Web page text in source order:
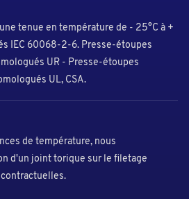
tenue en température de - 25°C à +
IEC 60068-2-6. Presse-étoupes
UR - Presse-étoupes
UL, CSA.
de température, nous
d'un joint torique sur le filetage